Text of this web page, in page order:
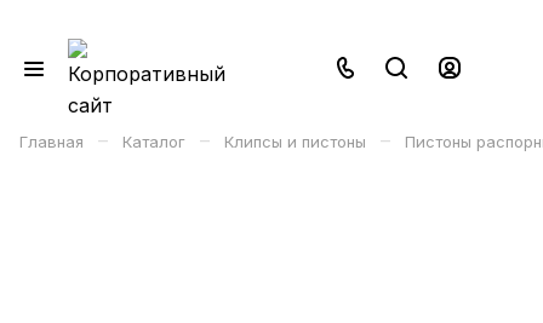
Главная – Каталог – Клипсы и пистоны – Пистоны